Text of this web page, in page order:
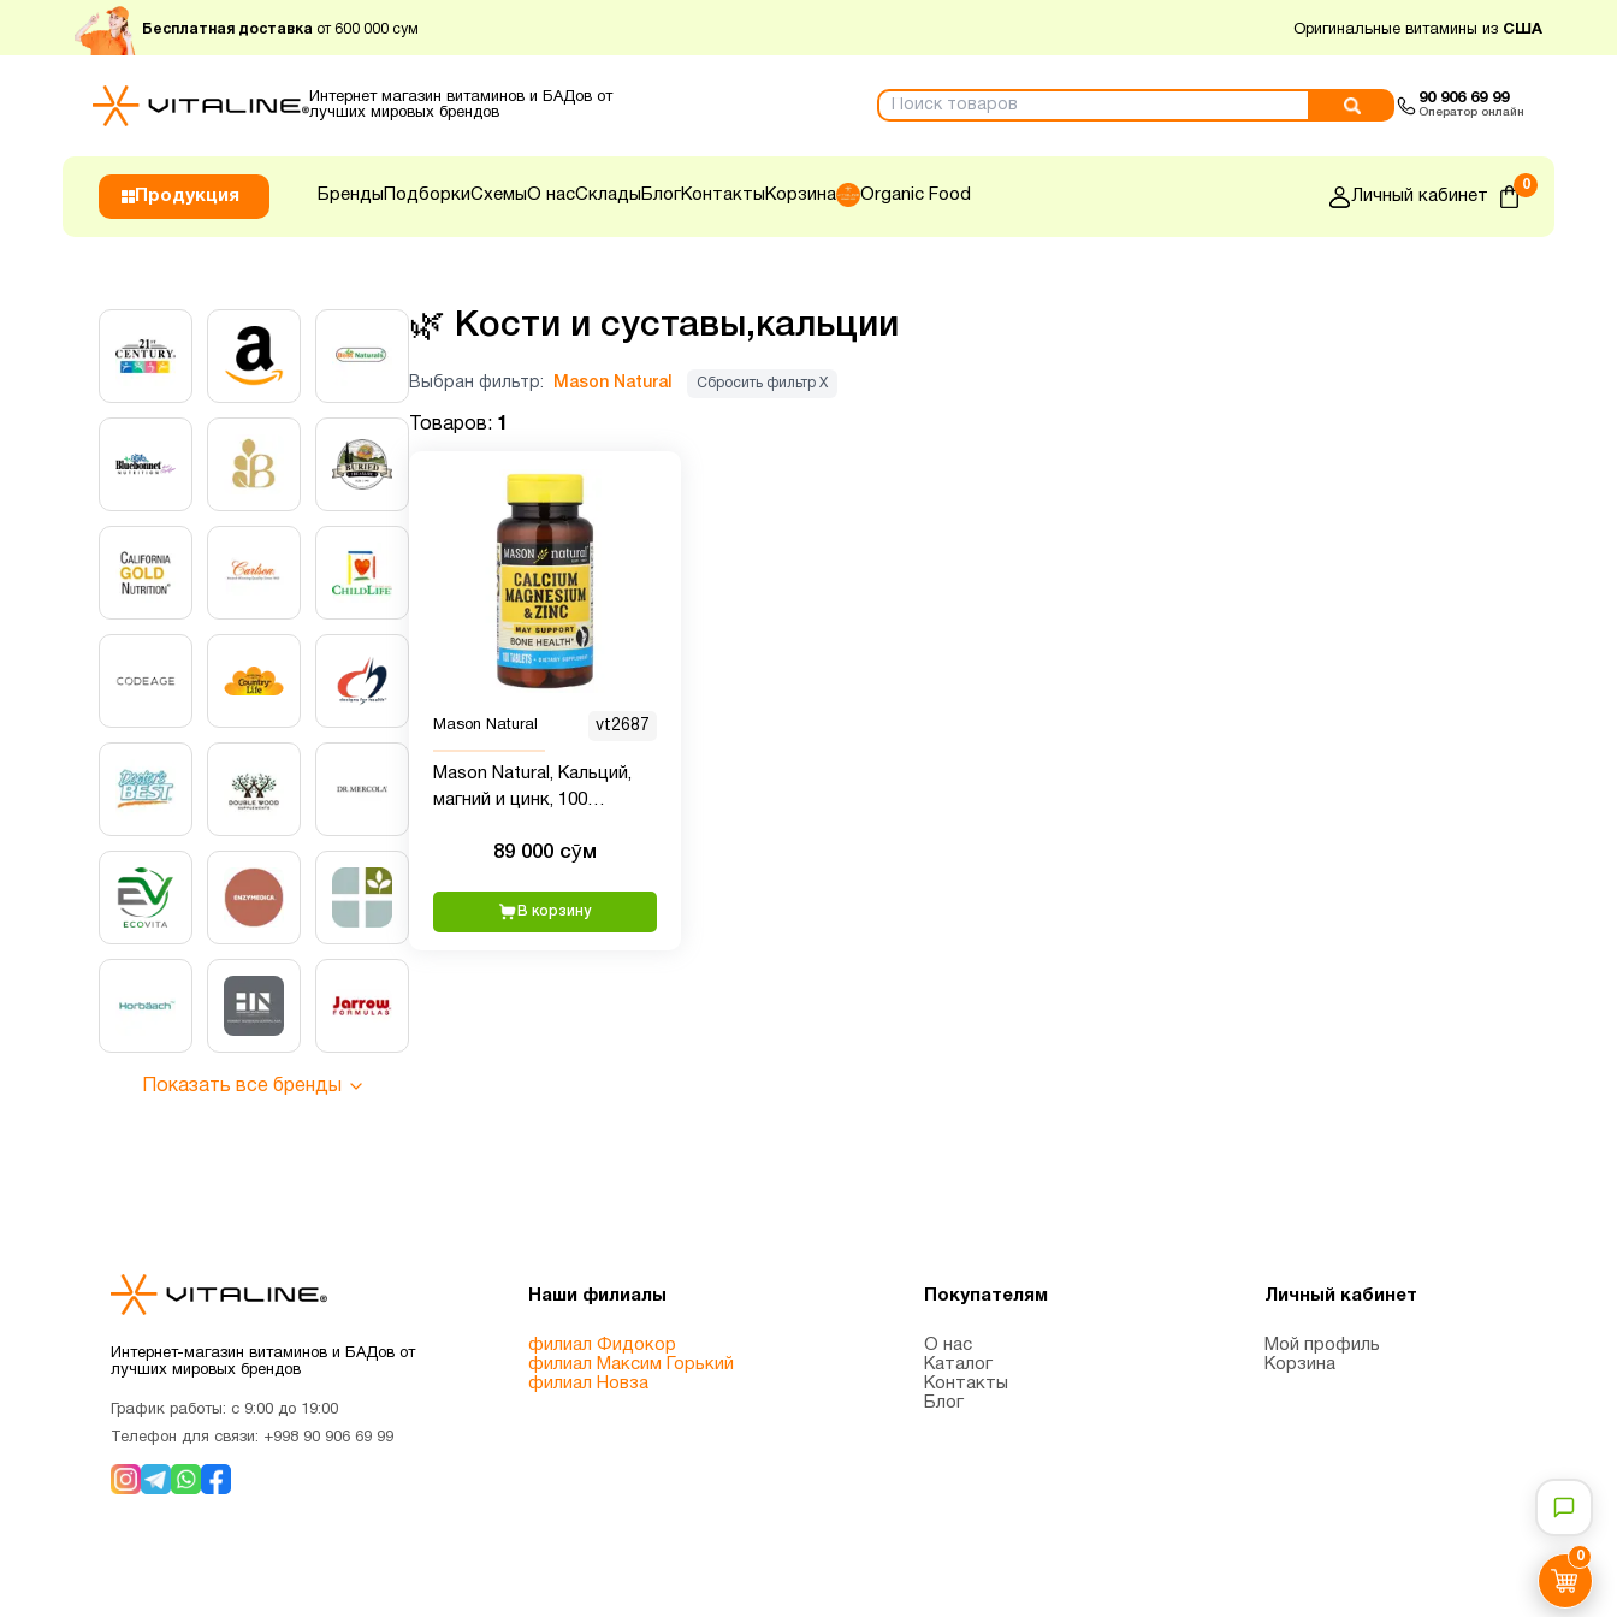
Бесплатная доставка от 600 000 сум Оригинальные витамины из США
Интернет магазин витаминов и БАДов от
лучших мировых брендов
90 906 69 99
Оператор онлайн
Продукция Бренды ПодборкиСхемыО насСклады БлогКонтакты Корзина Organic Food Личный кабинет
0
0
Показать все бренды
🌿 Кости и суставы,кальции
Выбран фильтр: Mason Natural Сбросить фильтр Х
Товаров: 1
Mason Natural vt2687
Mason Natural, Кальций,
магний и цинк, 100
89 000 сӯм
В корзину
Интернет-магазин витаминов и БАДов от
лучших мировых брендов
График работы: с 9:00 до 19:00
Телефон для связи: +998 90 906 69 99
Наши филиалы
филиал Фидокор
филиал Максим Горький
филиал Новза
Покупателям
О нас
Каталог
Контакты
Блог
Личный кабинет
Мой профиль
Корзина